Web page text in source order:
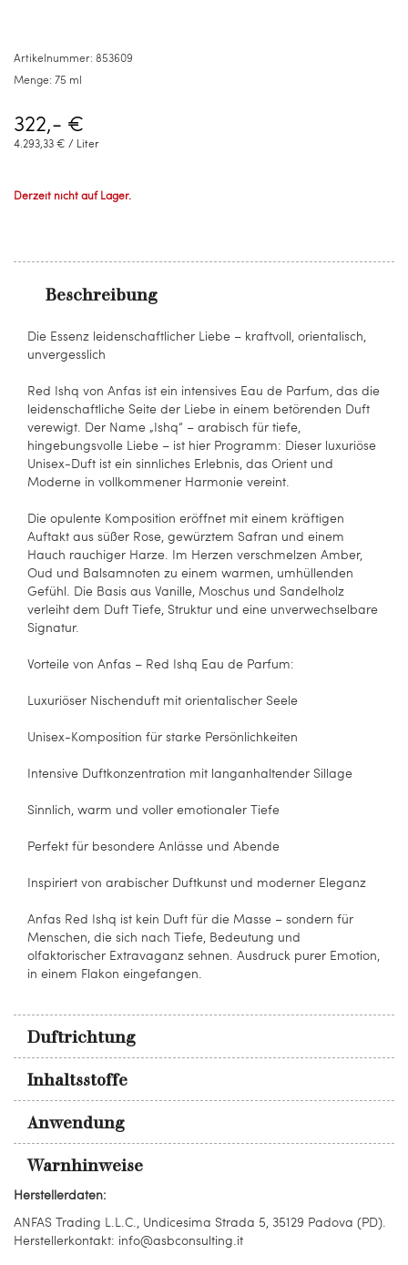
Artikelnummer: 853609
Menge: 75 ml
322,- €
4.293,33 € / Liter
Derzeit nicht auf Lager.
Beschreibung
Die Essenz leidenschaftlicher Liebe – kraftvoll, orientalisch,
unvergesslich
Red Ishq von Anfas ist ein intensives Eau de Parfum, das die
leidenschaftliche Seite der Liebe in einem betörenden Duft
verewigt. Der Name „Ishq“ – arabisch für tiefe,
hingebungsvolle Liebe – ist hier Programm: Dieser luxuriöse
Unisex-Duft ist ein sinnliches Erlebnis, das Orient und
Moderne in vollkommener Harmonie vereint.
Die opulente Komposition eröffnet mit einem kräftigen
Auftakt aus süßer Rose, gewürztem Safran und einem
Hauch rauchiger Harze. Im Herzen verschmelzen Amber,
Oud und Balsamnoten zu einem warmen, umhüllenden
Gefühl. Die Basis aus Vanille, Moschus und Sandelholz
verleiht dem Duft Tiefe, Struktur und eine unverwechselbare
Signatur.
Vorteile von Anfas – Red Ishq Eau de Parfum:
Luxuriöser Nischenduft mit orientalischer Seele
Unisex-Komposition für starke Persönlichkeiten
Intensive Duftkonzentration mit langanhaltender Sillage
Sinnlich, warm und voller emotionaler Tiefe
Perfekt für besondere Anlässe und Abende
Inspiriert von arabischer Duftkunst und moderner Eleganz
Anfas Red Ishq ist kein Duft für die Masse – sondern für
Menschen, die sich nach Tiefe, Bedeutung und
olfaktorischer Extravaganz sehnen. Ausdruck purer Emotion,
in einem Flakon eingefangen.
Duftrichtung
Inhaltsstoffe
Anwendung
Warnhinweise
Herstellerdaten:
ANFAS Trading L.L.C., Undicesima Strada 5, 35129 Padova (PD).
Herstellerkontakt: info@asbconsulting.it